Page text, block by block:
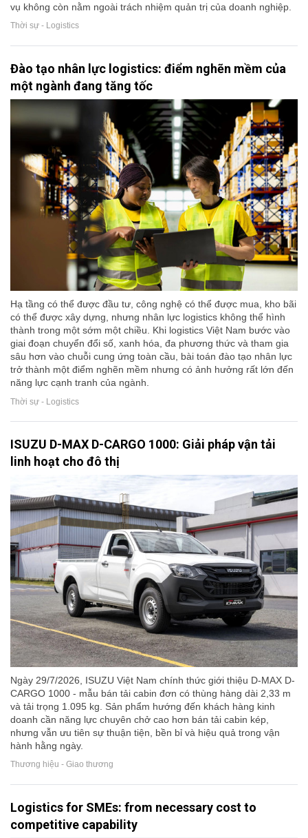
vụ không còn nằm ngoài trách nhiệm quản trị của doanh nghiệp.
Thời sự - Logistics
Đào tạo nhân lực logistics: điểm nghẽn mềm của
một ngành đang tăng tốc
Hạ tầng có thể được đầu tư, công nghệ có thể được mua, kho bãi
có thể được xây dựng, nhưng nhân lực logistics không thể hình
thành trong một sớm một chiều. Khi logistics Việt Nam bước vào
giai đoạn chuyển đổi số, xanh hóa, đa phương thức và tham gia
sâu hơn vào chuỗi cung ứng toàn cầu, bài toán đào tạo nhân lực
trở thành một điểm nghẽn mềm nhưng có ảnh hưởng rất lớn đến
năng lực cạnh tranh của ngành.
Thời sự - Logistics
ISUZU D-MAX D-CARGO 1000: Giải pháp vận tải
linh hoạt cho đô thị
Ngày 29/7/2026, ISUZU Việt Nam chính thức giới thiệu D-MAX D-
CARGO 1000 - mẫu bán tải cabin đơn có thùng hàng dài 2,33 m
và tải trọng 1.095 kg. Sản phẩm hướng đến khách hàng kinh
doanh cần năng lực chuyên chở cao hơn bán tải cabin kép,
nhưng vẫn ưu tiên sự thuận tiện, bền bỉ và hiệu quả trong vận
hành hằng ngày.
Thương hiệu - Giao thương
Logistics for SMEs: from necessary cost to
competitive capability